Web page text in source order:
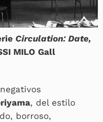
Circulation: Date,
MILO Gall
, del estilo
borroso,